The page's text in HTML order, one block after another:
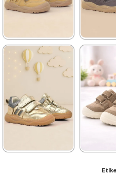
%42İndirim
Ücretsiz
Kargo
%42İndirim
★ ★ ★ ★
1.579,90 ₺
%42İndirim
Ücretsiz
Kargo
1.949,90 ₺
%34İndirim
★